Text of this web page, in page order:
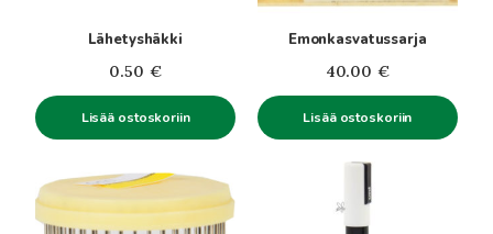
Lähetyshäkki
0.50 €
Lisää ostoskoriin
Emonkasvatussarja
40.00 €
Lisää ostoskoriin